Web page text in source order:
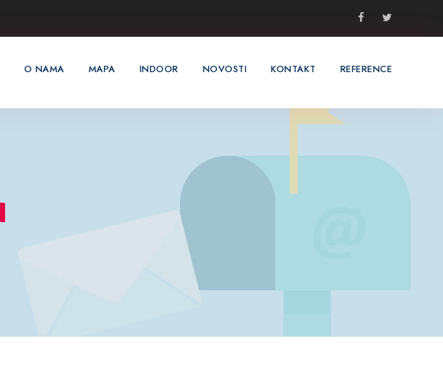
O NAMA MAPA INDOOR NOVOSTI KONTAKT REFERENCE